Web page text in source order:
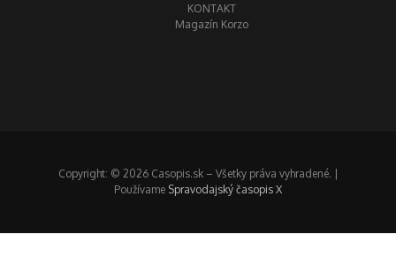
KONTAKT
Magazín Korzo
Copyright: © 2026 Casopis.sk – Všetky práva vyhradené. |
Používame Spravodajský časopis X